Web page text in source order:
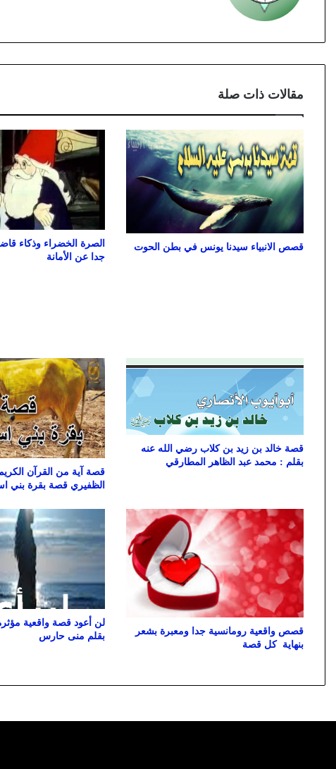
مقالات ذات صلة
قصص الانبياء سيدنا يونس في بطن الحوت
الصرة الخضراء وذكاء
جدا عن الأمانة
قصة خالد بن زيد بن كلاب رضي الله عنه
بقلم : محمد عبد الظاهر المطارقي
قصة آية من القرآن
الظفيري قصة بقرة بني
قصص واقعية رومانسية جدا ومعبرة بشعر
بنهاية كل قصة
لن أعود قصة واقعية
بقلم منى حارس